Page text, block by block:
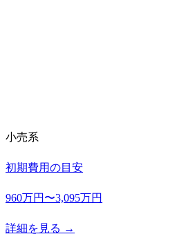
小売系
初期費用の目安
960万円〜3,095万円
詳細を見る →